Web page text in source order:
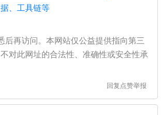
、工具链等
后再访问。本网站仅公益提供指向第三
对此网址的合法性、准确性或安全性承
回复 点赞举报